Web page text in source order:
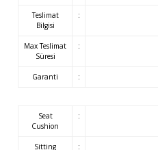
Teslimat
Bilgisi
:
Max Teslimat
Süresi
:
Garanti :
Seat
Cushion
:
Sitting
: